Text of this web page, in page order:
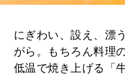
にぎわい、設え、漂
がら。もちろん料理
低温で焼き上げる「